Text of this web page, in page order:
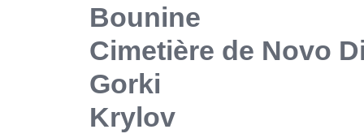
Bounine
Cimetière de Novo
Gorki
Krylov